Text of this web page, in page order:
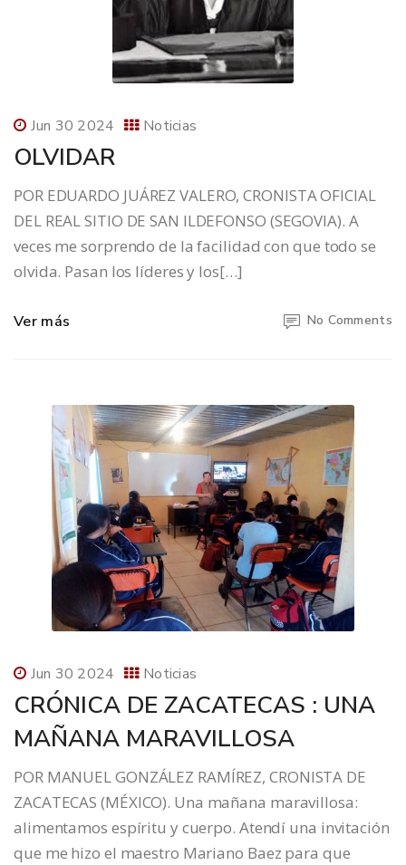
Jun 30 2024 Noticias
OLVIDAR
POR EDUARDO JUÁREZ VALERO, CRONISTA OFICIAL
DEL REAL SITIO DE SAN ILDEFONSO (SEGOVIA). A
veces me sorprendo de la facilidad con que todo se
olvida. Pasan los líderes y los[…]
Ver más No Comments
Jun 30 2024 Noticias
CRÓNICA DE ZACATECAS : UNA
MAÑANA MARAVILLOSA
POR MANUEL GONZÁLEZ RAMÍREZ, CRONISTA DE
ZACATECAS (MÉXICO). Una mañana maravillosa:
alimentamos espíritu y cuerpo. Atendí una invitación
que me hizo el maestro Mariano Baez para que